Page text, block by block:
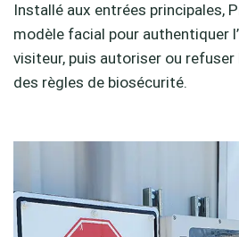
Installé aux entrées principales,
modèle facial pour authentiquer
visiteur, puis autoriser ou refuser
des règles de biosécurité.